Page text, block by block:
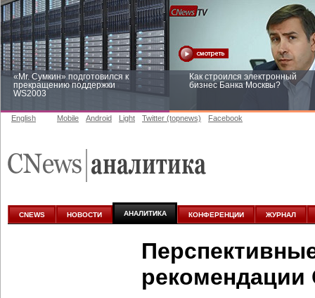
«Mr. Сумкин» подготовился к
прекращению поддержки
WS2003
Как строился электронный
бизнес Банка Москвы?
аналитике
English Mobile Android Light Twitter (topnews) Facebook
CNEWS НОВОСТИ АНАЛИТИКА КОНФЕРЕНЦИИ ЖУРНАЛ
рекомендации